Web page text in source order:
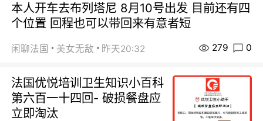
本人开车去布列塔尼 8月10号出发 目前还有四
个位置 回程也可以带回来有意者短
闲聊法国 美女无敌 昨天20:32 279 0
法国优悦培训卫生知识小百科
第六百一十四回- 破损餐盘应
立即淘汰